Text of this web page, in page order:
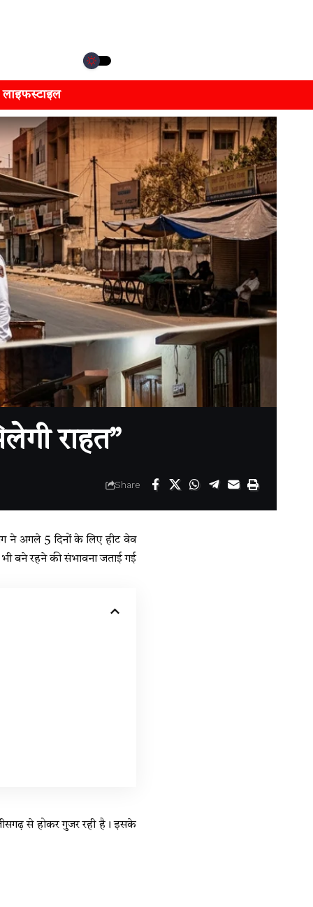
लाइफस्टाइल
राहत”
Share
ने अगले 5 दिनों के लिए हीट वेव
भी बने रहने की संभावना जताई गई
से होकर गुजर रही है। इसके